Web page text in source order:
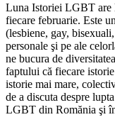
Luna Istoriei LGBT are
fiecare februarie. Este
(lesbiene, gay,
personale şi pe ale
ne bucura de
faptului că fiecare
istorie mai mare,
de a discuta despre
LGBT din Romănia şi